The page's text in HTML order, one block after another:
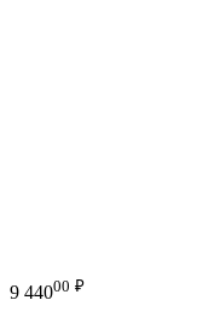
9 44000 ₽